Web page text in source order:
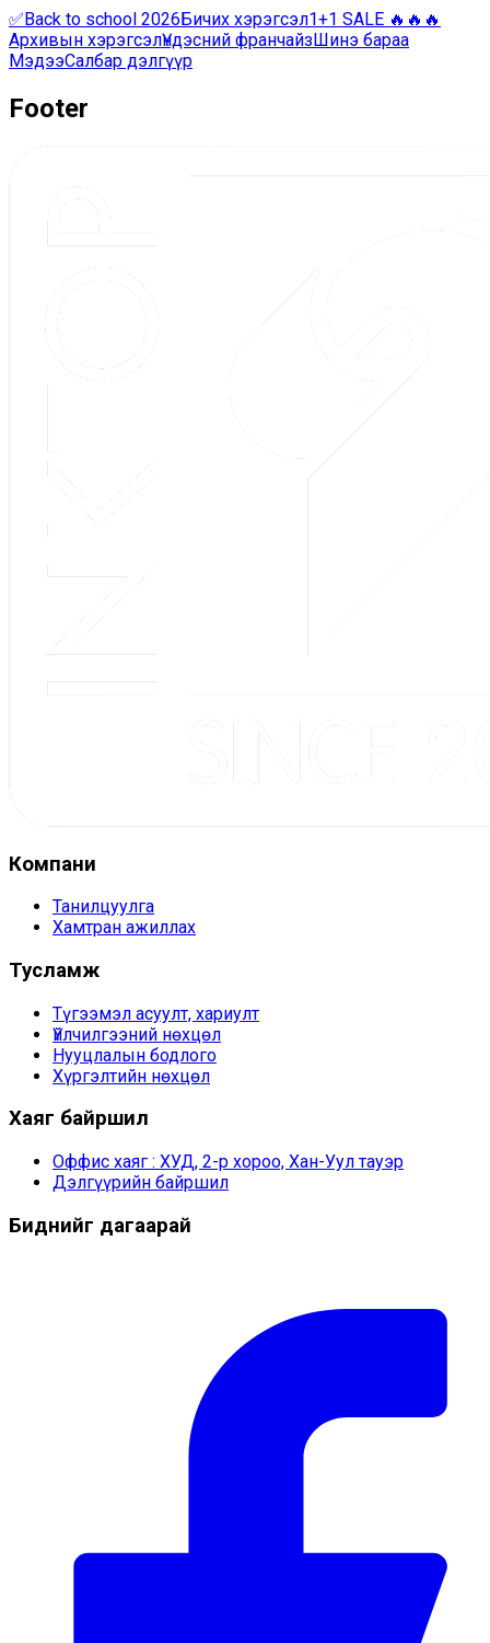
✅Back to school 2026Бичих хэрэгсэл1+1 SALE 🔥🔥🔥
Архивын хэрэгсэлҮндэсний франчайзШинэ бараа
МэдээСалбар дэлгүүр
Footer
Компани
Танилцуулга
Хамтран ажиллах
Тусламж
Түгээмэл асуулт, хариулт
Үйлчилгээний нөхцөл
Нууцлалын бодлого
Хүргэлтийн нөхцөл
Хаяг байршил
Оффис хаяг : ХУД, 2-р хороо, Хан-Уул тауэр
Дэлгүүрийн байршил
Биднийг дагаарай